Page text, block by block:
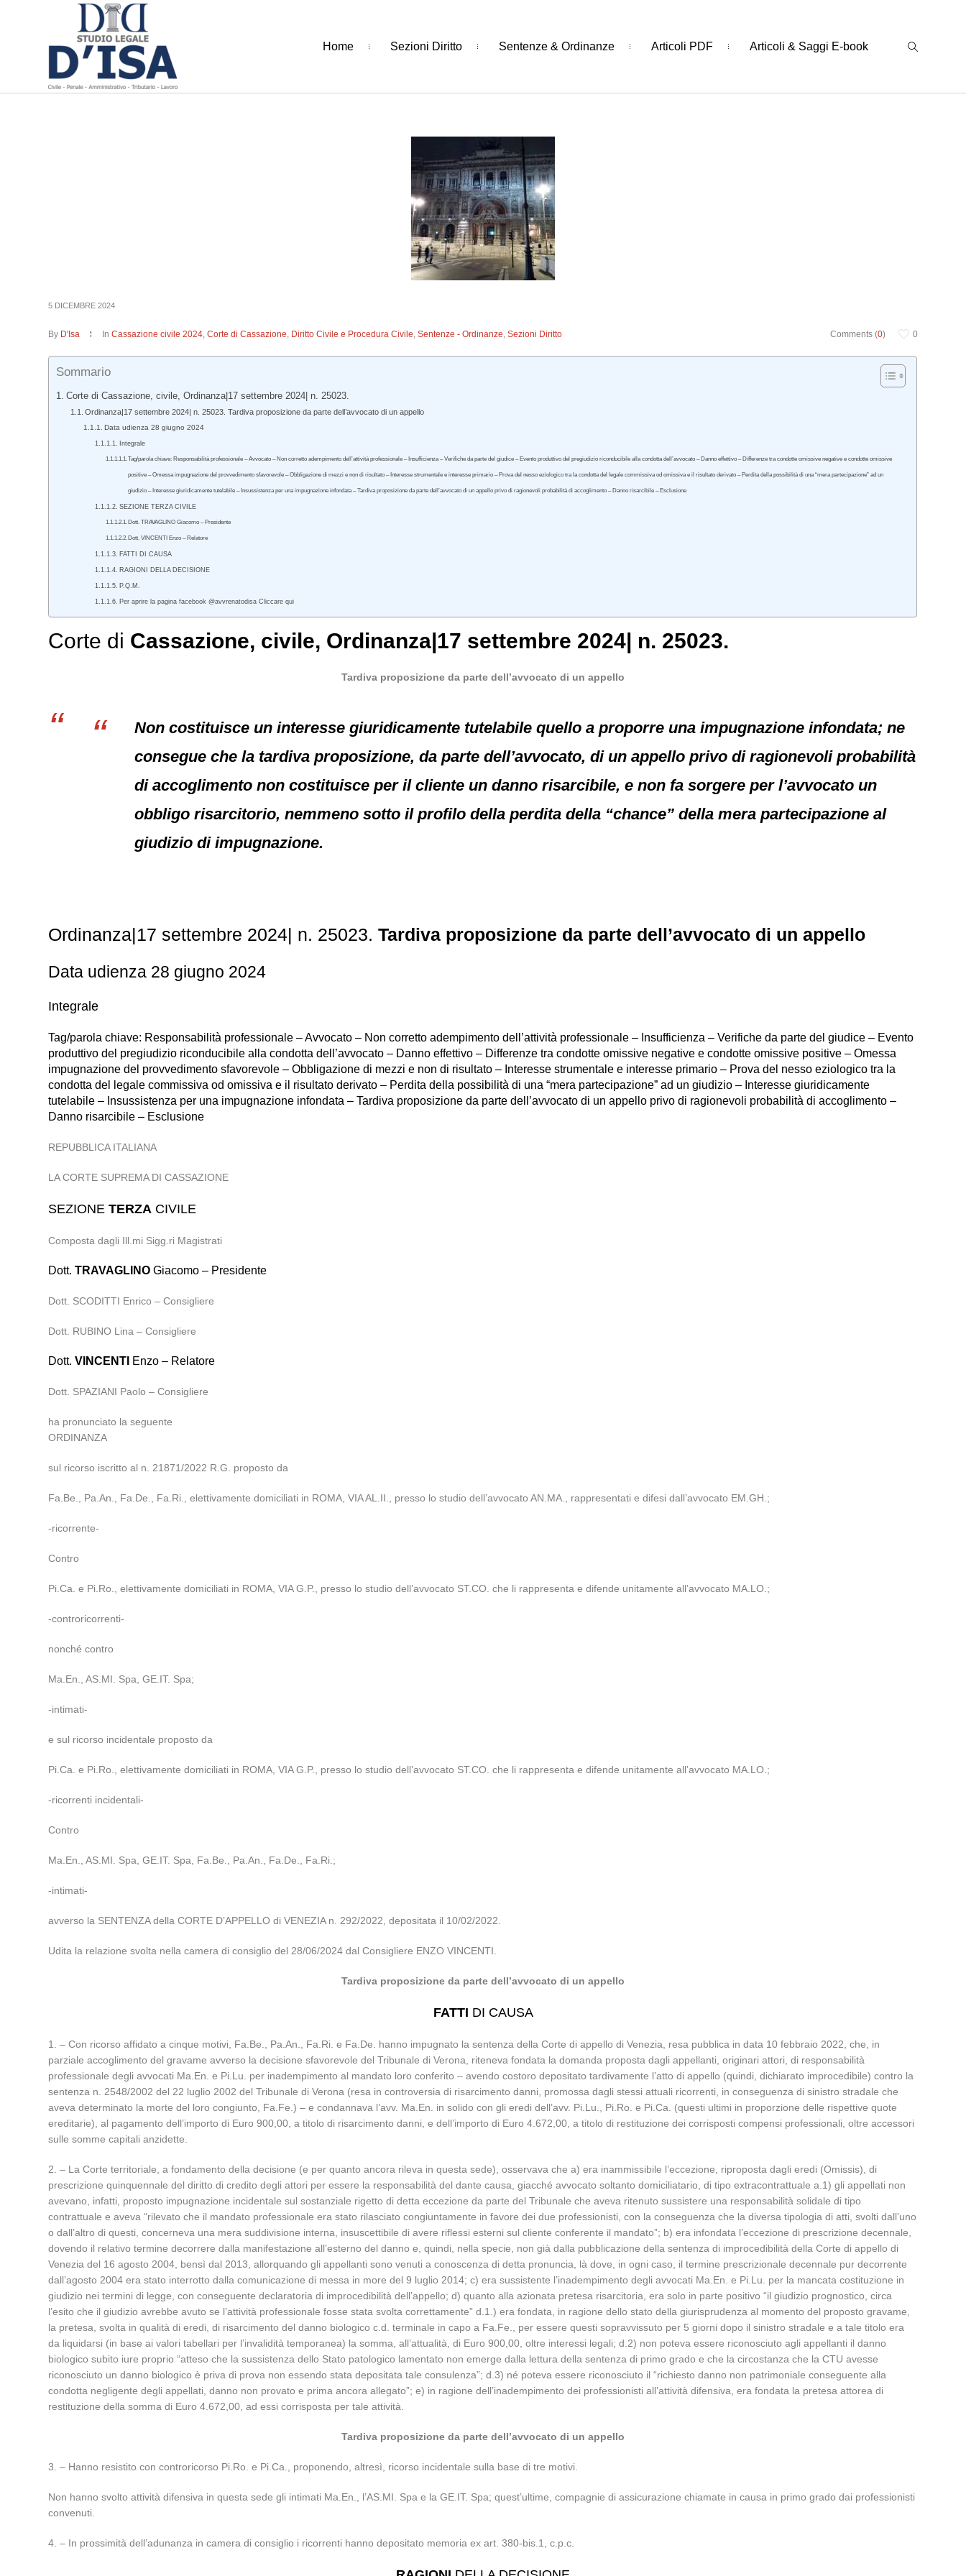
Home Sezioni Diritto Sentenze & Ordinanze Articoli PDF Articoli & Saggi E-book
5 DICEMBRE 2024
Comments (0) 0
By D'Isa InCassazione civile 2024,Corte di Cassazione, Diritto Civile e Procedura Civile,Sentenze - Ordinanze,Sezioni Diritto
Sommario
Corte di Cassazione, civile, Ordinanza|17 settembre 2024| n. 25023.
Ordinanza|17 settembre 2024| n. 25023. Tardiva proposizione da parte dell’avvocato di un appello
Data udienza 28 giugno 2024
Integrale
Tag/parola chiave: Responsabilità professionale – Avvocato – Non corretto adempimento dell’attività professionale – Insufficienza – Verifiche da parte del giudice – Evento produttivo del pregiudizio riconducibile alla condotta dell’avvocato – Danno effettivo – Differenze tra condotte omissive negative e condotte omissive
positive – Omessa impugnazione del provvedimento sfavorevole – Obbligazione di mezzi e non di risultato – Interesse strumentale e interesse primario – Prova del nesso eziologico tra la condotta del legale commissiva od omissiva e il risultato derivato – Perdita della possibilità di una “mera partecipazione” ad un
giudizio – Interesse giuridicamente tutelabile – Insussistenza per una impugnazione infondata – Tardiva proposizione da parte dell’avvocato di un appello privo di ragionevoli probabilità di accoglimento – Danno risarcibile – Esclusione
SEZIONE TERZA CIVILE
Dott. TRAVAGLINO Giacomo – Presidente
Dott. VINCENTI Enzo – Relatore
FATTI DI CAUSA
RAGIONI DELLA DECISIONE
P.Q.M.
Per aprire la pagina facebook @avvrenatodisa Cliccare qui
Corte di Cassazione, civile, Ordinanza|17 settembre 2024| n. 25023.
Tardiva proposizione da parte dell’avvocato di un appello
Non costituisce un interesse giuridicamente tutelabile quello a proporre una impugnazione infondata; ne
consegue che la tardiva proposizione, da parte dell’avvocato, di un appello privo di ragionevoli probabilità
di accoglimento non costituisce per il cliente un danno risarcibile, e non fa sorgere per l’avvocato un
obbligo risarcitorio, nemmeno sotto il profilo della perdita della “chance” della mera partecipazione al
giudizio di impugnazione.
Ordinanza|17 settembre 2024| n. 25023.Tardiva proposizione da parte dell’avvocato di un appello
Data udienza 28 giugno 2024
Integrale
Tag/parola chiave: Responsabilità professionale – Avvocato – Non corretto adempimento dell’attività professionale – Insufficienza – Verifiche da parte del giudice – Evento
produttivo del pregiudizio riconducibile alla condotta dell’avvocato – Danno effettivo – Differenze tra condotte omissive negative e condotte omissive positive – Omessa
impugnazione del provvedimento sfavorevole – Obbligazione di mezzi e non di risultato – Interesse strumentale e interesse primario – Prova del nesso eziologico tra la
condotta del legale commissiva od omissiva e il risultato derivato – Perdita della possibilità di una “mera partecipazione” ad un giudizio – Interesse giuridicamente
tutelabile – Insussistenza per una impugnazione infondata – Tardiva proposizione da parte dell’avvocato di un appello privo di ragionevoli probabilità di accoglimento –
Danno risarcibile – Esclusione
REPUBBLICA ITALIANA
LA CORTE SUPREMA DI CASSAZIONE
SEZIONETERZA CIVILE
Composta dagli Ill.mi Sigg.ri Magistrati
Dott.TRAVAGLINO Giacomo – Presidente
Dott. SCODITTI Enrico – Consigliere
Dott. RUBINO Lina – Consigliere
Dott.VINCENTI Enzo – Relatore
Dott. SPAZIANI Paolo – Consigliere
ha pronunciato la seguente
ORDINANZA
sul ricorso iscritto al n. 21871/2022 R.G. proposto da
Fa.Be., Pa.An., Fa.De., Fa.Ri., elettivamente domiciliati in ROMA, VIA AL.II., presso lo studio dell’avvocato AN.MA., rappresentati e difesi dall’avvocato EM.GH.;
-ricorrente-
Contro
Pi.Ca. e Pi.Ro., elettivamente domiciliati in ROMA, VIA G.P., presso lo studio dell’avvocato ST.CO. che li rappresenta e difende unitamente all’avvocato MA.LO.;
-controricorrenti-
nonché contro
Ma.En., AS.MI. Spa, GE.IT. Spa;
-intimati-
e sul ricorso incidentale proposto da
Pi.Ca. e Pi.Ro., elettivamente domiciliati in ROMA, VIA G.P., presso lo studio dell’avvocato ST.CO. che li rappresenta e difende unitamente all’avvocato MA.LO.;
-ricorrenti incidentali-
Contro
Ma.En., AS.MI. Spa, GE.IT. Spa, Fa.Be., Pa.An., Fa.De., Fa.Ri.;
-intimati-
avverso la SENTENZA della CORTE D’APPELLO di VENEZIA n. 292/2022, depositata il 10/02/2022.
Udita la relazione svolta nella camera di consiglio del 28/06/2024 dal Consigliere ENZO VINCENTI.
Tardiva proposizione da parte dell’avvocato di un appello
FATTI DI CAUSA
1. – Con ricorso affidato a cinque motivi, Fa.Be., Pa.An., Fa.Ri. e Fa.De. hanno impugnato la sentenza della Corte di appello di Venezia, resa pubblica in data 10 febbraio 2022, che, in
parziale accoglimento del gravame avverso la decisione sfavorevole del Tribunale di Verona, riteneva fondata la domanda proposta dagli appellanti, originari attori, di responsabilità
professionale degli avvocati Ma.En. e Pi.Lu. per inadempimento al mandato loro conferito – avendo costoro depositato tardivamente l’atto di appello (quindi, dichiarato improcedibile) contro la
sentenza n. 2548/2002 del 22 luglio 2002 del Tribunale di Verona (resa in controversia di risarcimento danni, promossa dagli stessi attuali ricorrenti, in conseguenza di sinistro stradale che
aveva determinato la morte del loro congiunto, Fa.Fe.) – e condannava l’avv. Ma.En. in solido con gli eredi dell’avv. Pi.Lu., Pi.Ro. e Pi.Ca. (questi ultimi in proporzione delle rispettive quote
ereditarie), al pagamento dell’importo di Euro 900,00, a titolo di risarcimento danni, e dell’importo di Euro 4.672,00, a titolo di restituzione dei corrisposti compensi professionali, oltre accessori
sulle somme capitali anzidette.
2. – La Corte territoriale, a fondamento della decisione (e per quanto ancora rileva in questa sede), osservava che a) era inammissibile l’eccezione, riproposta dagli eredi (Omissis), di
prescrizione quinquennale del diritto di credito degli attori per essere la responsabilità del dante causa, giacché avvocato soltanto domiciliatario, di tipo extracontrattuale a.1) gli appellati non
avevano, infatti, proposto impugnazione incidentale sul sostanziale rigetto di detta eccezione da parte del Tribunale che aveva ritenuto sussistere una responsabilità solidale di tipo
contrattuale e aveva “rilevato che il mandato professionale era stato rilasciato congiuntamente in favore dei due professionisti, con la conseguenza che la diversa tipologia di atti, svolti dall’uno
o dall’altro di questi, concerneva una mera suddivisione interna, insuscettibile di avere riflessi esterni sul cliente conferente il mandato”; b) era infondata l’eccezione di prescrizione decennale,
dovendo il relativo termine decorrere dalla manifestazione all’esterno del danno e, quindi, nella specie, non già dalla pubblicazione della sentenza di improcedibilità della Corte di appello di
Venezia del 16 agosto 2004, bensì dal 2013, allorquando gli appellanti sono venuti a conoscenza di detta pronuncia, là dove, in ogni caso, il termine prescrizionale decennale pur decorrente
dall’agosto 2004 era stato interrotto dalla comunicazione di messa in more del 9 luglio 2014; c) era sussistente l’inadempimento degli avvocati Ma.En. e Pi.Lu. per la mancata costituzione in
giudizio nei termini di legge, con conseguente declaratoria di improcedibilità dell’appello; d) quanto alla azionata pretesa risarcitoria, era solo in parte positivo “il giudizio prognostico, circa
l’esito che il giudizio avrebbe avuto se l’attività professionale fosse stata svolta correttamente” d.1.) era fondata, in ragione dello stato della giurisprudenza al momento del proposto gravame,
la pretesa, svolta in qualità di eredi, di risarcimento del danno biologico c.d. terminale in capo a Fa.Fe., per essere questi sopravvissuto per 5 giorni dopo il sinistro stradale e a tale titolo era
da liquidarsi (in base ai valori tabellari per l’invalidità temporanea) la somma, all’attualità, di Euro 900,00, oltre interessi legali; d.2) non poteva essere riconosciuto agli appellanti il danno
biologico subito iure proprio “atteso che la sussistenza dello Stato patologico lamentato non emerge dalla lettura della sentenza di primo grado e che la circostanza che la CTU avesse
riconosciuto un danno biologico è priva di prova non essendo stata depositata tale consulenza”; d.3) né poteva essere riconosciuto il “richiesto danno non patrimoniale conseguente alla
condotta negligente degli appellati, danno non provato e prima ancora allegato”; e) in ragione dell’inadempimento dei professionisti all’attività difensiva, era fondata la pretesa attorea di
restituzione della somma di Euro 4.672,00, ad essi corrisposta per tale attività.
Tardiva proposizione da parte dell’avvocato di un appello
3. – Hanno resistito con controricorso Pi.Ro. e Pi.Ca., proponendo, altresì, ricorso incidentale sulla base di tre motivi.
Non hanno svolto attività difensiva in questa sede gli intimati Ma.En., l’AS.MI. Spa e la GE.IT. Spa; quest’ultime, compagnie di assicurazione chiamate in causa in primo grado dai professionisti
convenuti.
4. – In prossimità dell’adunanza in camera di consiglio i ricorrenti hanno depositato memoria ex art. 380-bis.1, c.p.c.